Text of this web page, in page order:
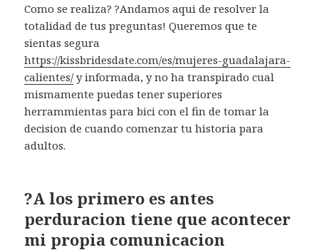
Como se realiza? ?Andamos aqui de resolver la
totalidad de tus preguntas! Queremos que te
sientas segura
https://kissbridesdate.com/es/mujeres-guadalajara-
calientes/y informada, y no ha transpirado cual
mismamente puedas tener superiores
herrammientas para bici con el fin de tomar la
decision de cuando comenzar tu historia para
adultos.
?A los primero es antes
perduracion tiene que acontecer
mi propia comunicacion